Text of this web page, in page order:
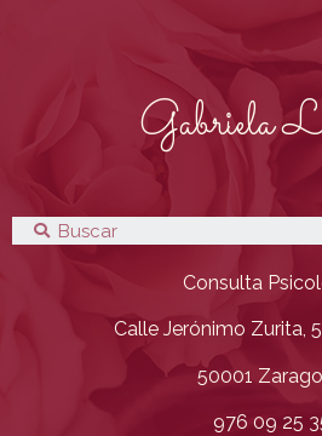
Gabriela
Consulta
Calle Jerónimo Zurita,
50001
976 09 25